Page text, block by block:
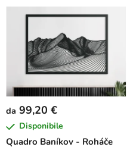
Quadro Baníkov - Roháče
da 99,20 €
Disponibile